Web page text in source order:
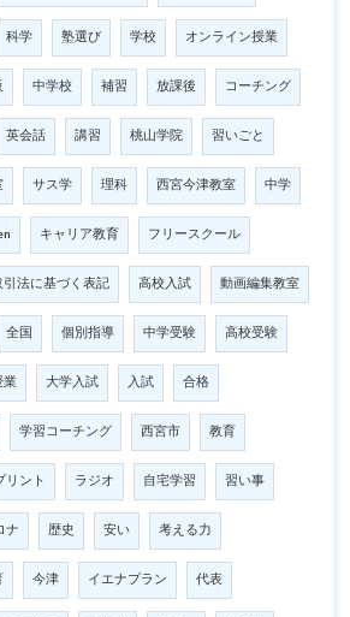
科学 塾選び 学校 オンライン授業
中学校 補習 放課後 コーチング
英会話 講習 桃山学院 習いごと
サス学 理科 西宮今津教室 中学
キャリア教育 フリースクール
法に基づく表記 高校入試 動画編集教室
全国 個別指導 中学受験 高校受験
業 大学入試 入試 合格
学習コーチング 西宮市 教育
リント ラジオ 自宅学習 習い事
ナ 歴史 安い 考える力
今津 イエナプラン 代表